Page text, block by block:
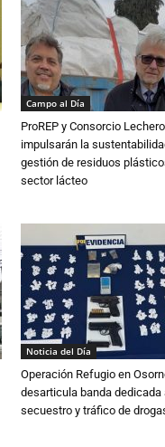
Campo al Día
ProREP y Consorcio Lechero
impulsarán la
gestión de residuos
sector lácteo
Noticia del Día
Operación Refugio en
desarticula banda dedicada
secuestro y tráfico de